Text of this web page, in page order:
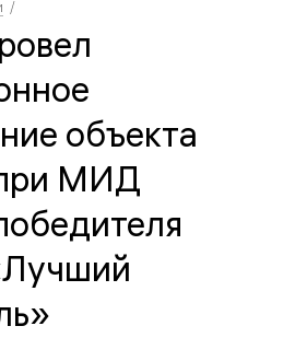
объекта
МИД